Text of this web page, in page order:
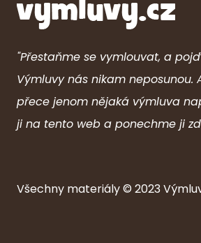
"Přestaňme se vymlouvat, a
Výmluvy nás nikam neposunou.
přece jenom nějaká výmluva
ji na tento web a ponechme ji
Všechny materiály © 2023